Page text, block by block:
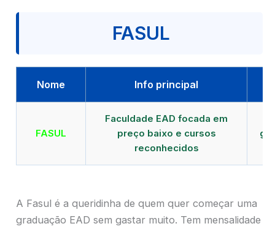
FASUL
Nome Info principal
FASUL
Faculdade EAD focada em
preço baixo e cursos
reconhecidos
A Fasul é a queridinha de quem quer começar uma
graduação EAD sem gastar muito. Tem mensalidade